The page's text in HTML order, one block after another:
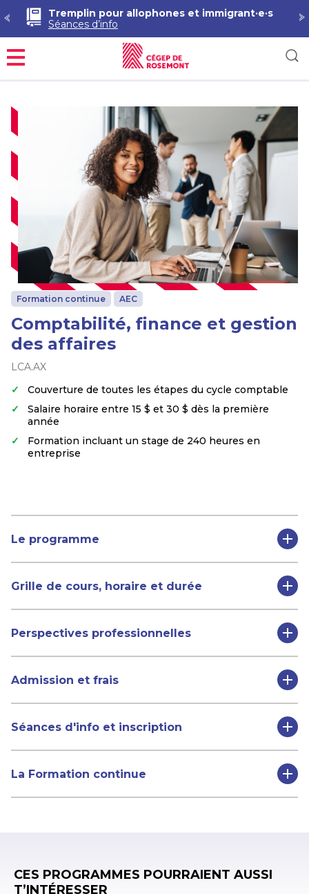
Tremplin pour allophones et immigrant·e·s
Séances d’info
Menu
Formation continue AEC
Comptabilité, finance et gestion
des affaires
LCA.AX
Couverture de toutes les étapes du cycle comptable
Salaire horaire entre 15 $ et 30 $ dès la première
année
Formation incluant un stage de 240 heures en
entreprise
Le programme
Grille de cours, horaire et durée
Perspectives professionnelles
Admission et frais
Séances d'info et inscription
La Formation continue
CES PROGRAMMES POURRAIENT AUSSI
T’INTÉRESSER